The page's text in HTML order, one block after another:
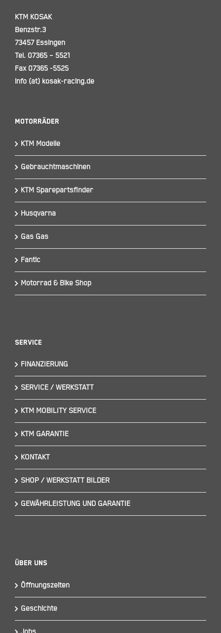
KTM KOSAK
Benzstr.3
73457 Essingen
Tel. 07365 – 5521
Fax 07365 -5525
info (at) kosak-racing.de
Motorräder
KTM Modelle
Gebrauchtmaschinen
KTM Sparepartsfinder
Husqvarna
Gas Gas
Fantic
Motorrad & Bike Shop
Service
FINANZIERUNG
SERVICE / WERKSTATT
KTM MOBILITY SERVICE
KTM GARANTIE
KONTAKT
SHOP / WERKSTATT BILDER
GEWÄHRLEISTUNG UND GARANTIE
Über Uns
Öffnungszeiten
Geschichte